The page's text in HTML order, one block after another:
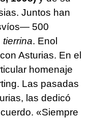
Juntos han
500
tierrina. Enol
Asturias. En el
homenaje
Las pasadas
las dedicó
«Siempre